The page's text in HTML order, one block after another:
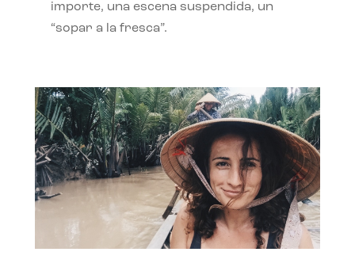
importe, una escena suspendida, un
“sopar a la fresca”.